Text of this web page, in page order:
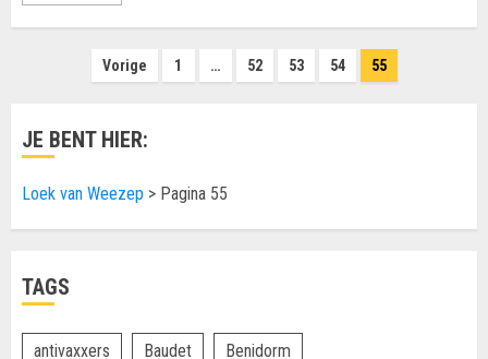
BerichtenVorige 1 … 52 53 54 55
JE BENT HIER:
Loek van Weezep > Pagina 55
TAGS
antivaxxers Baudet Benidorm